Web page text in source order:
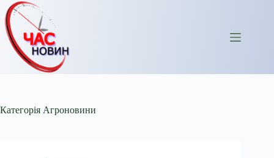
Перейти
до
вмісту
Категорія Агроновини